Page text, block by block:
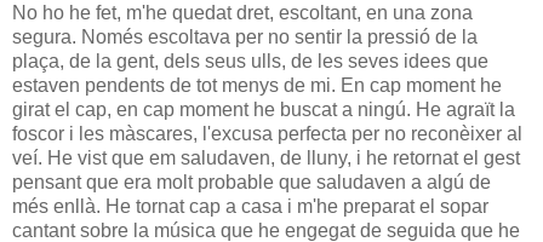
No ho he fet, m'he quedat dret, escoltant, en una zona
segura. Només escoltava per no sentir la pressió de la
plaça, de la gent, dels seus ulls, de les seves idees que
estaven pendents de tot menys de mi. En cap moment he
girat el cap, en cap moment he buscat a ningú. He agraït la
foscor i les màscares, l'excusa perfecta per no reconèixer al
veí. He vist que em saludaven, de lluny, i he retornat el gest
pensant que era molt probable que saludaven a algú de
més enllà. He tornat cap a casa i m'he preparat el sopar
cantant sobre la música que he engegat de seguida que he